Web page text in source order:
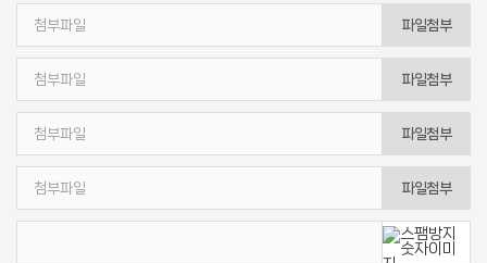
파일첨부
파일첨부
파일첨부
파일첨부